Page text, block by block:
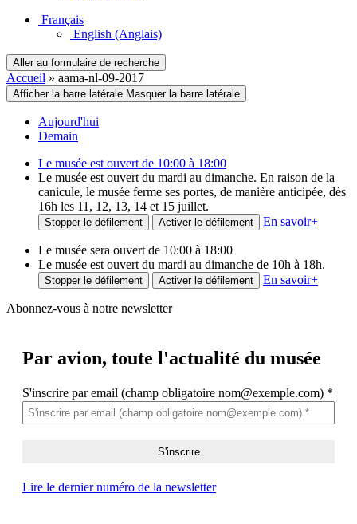
Français
English (Anglais)
Aller au formulaire de recherche
Accueil » aama-nl-09-2017
Afficher la barre latérale Masquer la barre latérale
Aujourd'hui
Demain
Le musée est ouvert de 10:00 à 18:00
Le musée est ouvert du mardi au dimanche. En raison de la
canicule, le musée ferme ses portes, de manière anticipée, dès
16h les 11, 12, 13, 14 et 15 juillet.
Stopper le défilement Activer le défilement En savoir+
Le musée sera ouvert de 10:00 à 18:00
Le musée est ouvert du mardi au dimanche de 10h à 18h.
Stopper le défilement Activer le défilement En savoir+
Abonnez-vous à notre newsletter
Par avion, toute l'actualité du musée
S'inscrire par email (champ obligatoire nom@exemple.com) *
Lire le dernier numéro de la newsletter